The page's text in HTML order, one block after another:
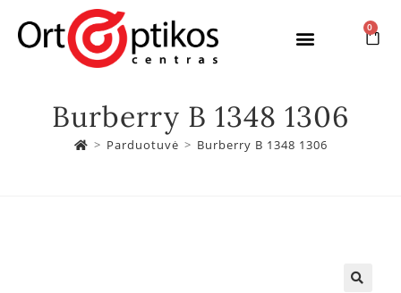
0
Burberry B 1348 1306
> Parduotuvė > Burberry B 1348 1306